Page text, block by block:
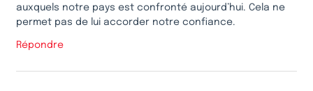
auxquels notre pays est confronté aujourd’hui. Cela ne
permet pas de lui accorder notre confiance.
Répondre